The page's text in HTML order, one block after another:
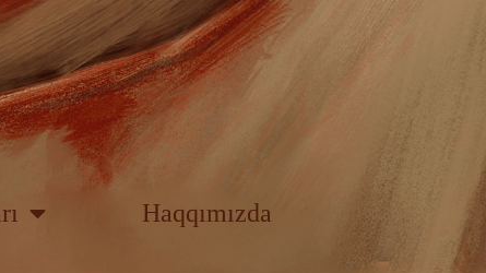
Haqqımızda